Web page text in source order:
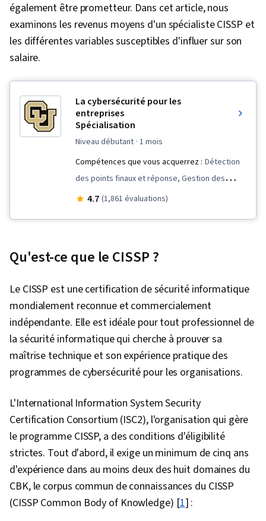
également être prometteur. Dans cet article, nous
examinons les revenus moyens d'un spécialiste CISSP et
les différentes variables susceptibles d'influer sur son
salaire.
La cybersécurité pour les
entreprises
Spécialisation
niveau débutant · 1 mois
Compétences que vous acquerrez : Détection
des points finaux et réponse, Gestion des
risques, Gestion des incidents de sécurité
Tests de sécurité, Détection et prévention des
Cybersécurité, Projet ouvert de sécurité des
applications web (OWASP), Analyse des
risques, Authentifications, Test de pénétration,
Attaques par déni de service distribué (DDoS),
Stratégie de sécurité, Metasploit, Sécurité des
données, Logiciel en tant que service, Facteurs
Sécurité des réseaux, Techniques
d'exploitation, Évaluations de la vulnérabilité,
Services en nuage, Sensibilisation à la sécurité,
Gestion de la vulnérabilité, Intégrité des
Infrastructure à clé publique, Évaluation de la
4.7 (1,861 évaluations)
Qu'est-ce que le CISSP ?
Le CISSP est une certification de sécurité informatique
mondialement reconnue et commercialement
indépendante. Elle est idéale pour tout professionnel de
la sécurité informatique qui cherche à prouver sa
maîtrise technique et son expérience pratique des
programmes de cybersécurité pour les organisations.
L'International Information System Security
Certification Consortium (ISC2), l'organisation qui gère
le programme CISSP, a des conditions d'éligibilité
strictes. Tout d'abord, il exige un minimum de cinq ans
d'expérience dans au moins deux des huit domaines du
CBK, le corpus commun de connaissances du CISSP
(CISSP Common Body of Knowledge) [1] :